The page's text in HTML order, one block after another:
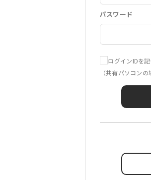
パスワード
ログインIDを
（共有パソコン